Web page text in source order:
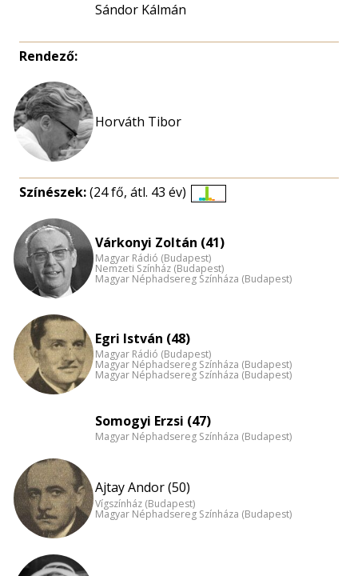
Sándor Kálmán
Rendező:
Színészek:(24 fő, átl. 43 év)
nagyítása
Várkonyi Zoltán (41)
Magyar Rádió (Budapest)
Nemzeti Színház (Budapest)
Magyar Néphadsereg Színháza (Budapest)
Egri István (48)
Magyar Rádió (Budapest)
Magyar Néphadsereg Színháza (Budapest)
Magyar Néphadsereg Színháza (Budapest)
Somogyi Erzsi (47)
Magyar Néphadsereg Színháza (Budapest)
Ajtay Andor (50)
Vígszínház (Budapest)
Magyar Néphadsereg Színháza (Budapest)